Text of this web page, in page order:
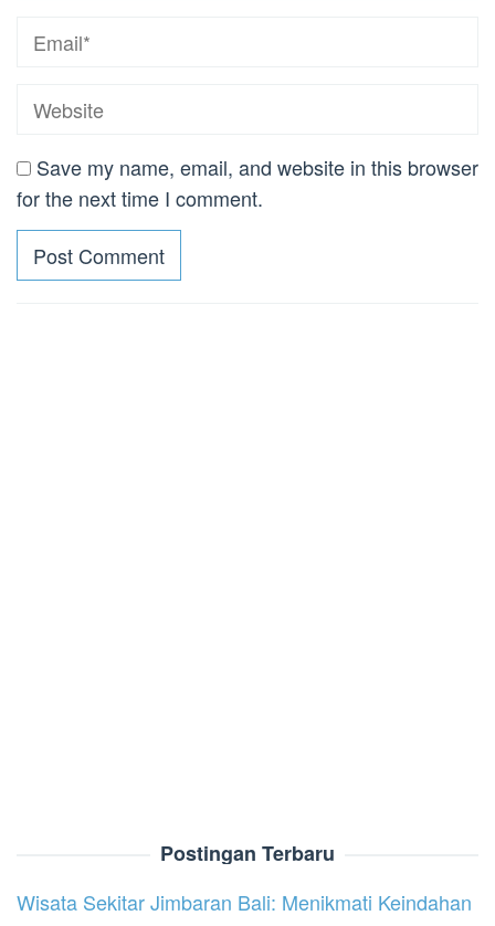
Save my name, email, and website in this browser
for the next time I comment.
Postingan Terbaru
Wisata Sekitar Jimbaran Bali: Menikmati Keindahan